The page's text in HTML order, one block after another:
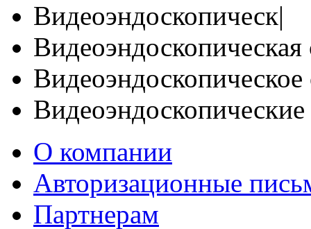
Видеоэндоскопическ|
Видеоэндоскопическая
О компании
Авторизационные
Партнерам